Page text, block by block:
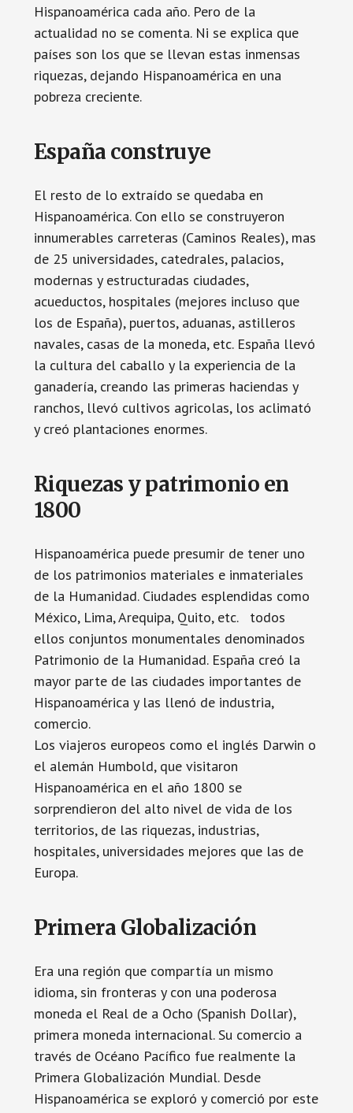
Hispanoamérica cada año. Pero de la
actualidad no se comenta. Ni se explica que
países son los que se llevan estas inmensas
riquezas, dejando Hispanoamérica en una
pobreza creciente.
España construye
El resto de lo extraído se quedaba en
Hispanoamérica. Con ello se construyeron
innumerables carreteras (Caminos Reales), mas
de 25 universidades, catedrales, palacios,
modernas y estructuradas ciudades,
acueductos, hospitales (mejores incluso que
los de España), puertos, aduanas, astilleros
navales, casas de la moneda, etc. España llevó
la cultura del caballo y la experiencia de la
ganadería, creando las primeras haciendas y
ranchos, llevó cultivos agricolas, los aclimató
y creó plantaciones enormes.
Riquezas y patrimonio en
1800
Hispanoamérica puede presumir de tener uno
de los patrimonios materiales e inmateriales
de la Humanidad. Ciudades esplendidas como
México, Lima, Arequipa, Quito, etc. todos
ellos conjuntos monumentales denominados
Patrimonio de la Humanidad. España creó la
mayor parte de las ciudades importantes de
Hispanoamérica y las llenó de industria,
comercio.
Los viajeros europeos como el inglés Darwin o
el alemán Humbold, que visitaron
Hispanoamérica en el año 1800 se
sorprendieron del alto nivel de vida de los
territorios, de las riquezas, industrias,
hospitales, universidades mejores que las de
Europa.
Primera Globalización
Era una región que compartía un mismo
idioma, sin fronteras y con una poderosa
moneda el Real de a Ocho (Spanish Dollar),
primera moneda internacional. Su comercio a
través de Océano Pacífico fue realmente la
Primera Globalización Mundial. Desde
Hispanoamérica se exploró y comerció por este